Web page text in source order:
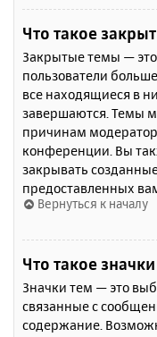
Что такое
Закрытые темы —
пользователи
все находящиеся в
завершаются. Темы
причинам
конференции. Вы
закрывать
предоставленных
Вернуться к началу
Что такое
Значки тем — это
связанные с
содержание.